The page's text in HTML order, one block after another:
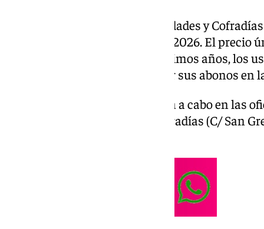
El Consejo General de Hermandades y
la procesión del Corpus Christi 2026. El precio
viene siendo habitual en los últimos años, los
del año anterior podrán renovar sus abonos en
La compra anticipada se llevará a cabo en las
General de Hermandades y Cofradías (C/ San